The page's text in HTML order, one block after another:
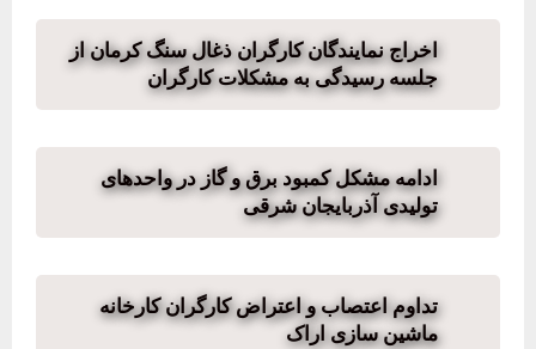
اخراج نمایندگان کارگران ذغال سنگ کرمان از
جلسه رسیدگی به مشکلات کارگران
ادامه مشکل کمبود برق و گاز در واحدهای
تولیدی آذربایجان شرقی
تداوم اعتصاب و اعتراض کارگران کارخانه
ماشین سازی اراک